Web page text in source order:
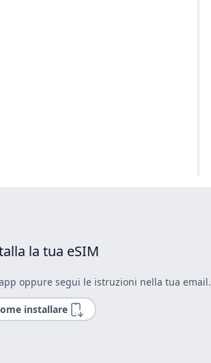
la tua eSIM
oppure segui le istruzioni nella tua email.
installare